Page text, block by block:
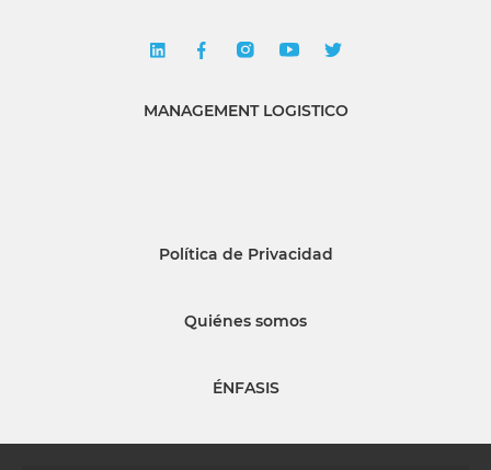
MANAGEMENT LOGISTICO
Política de Privacidad
Quiénes somos
ÉNFASIS